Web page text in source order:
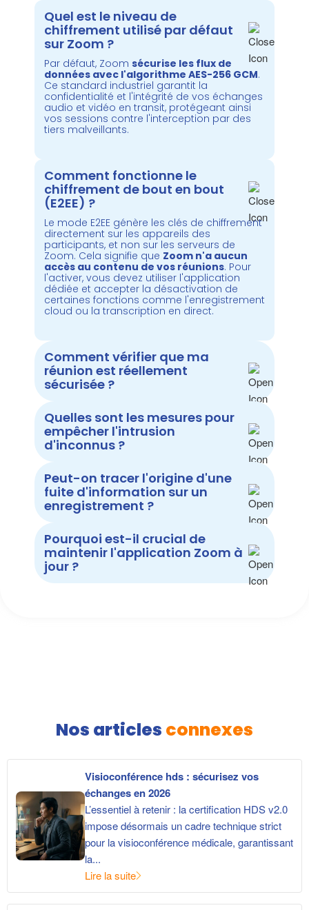
Quel est le niveau de
chiffrement utilisé par défaut
sur Zoom ?
Par défaut, Zoom sécurise les flux de
données avec l'algorithme AES-256 GCM.
Ce standard industriel garantit la
confidentialité et l'intégrité de vos échanges
audio et vidéo en transit, protégeant ainsi
vos sessions contre l'interception par des
tiers malveillants.
Comment fonctionne le
chiffrement de bout en bout
(E2EE) ?
Le mode E2EE génère les clés de chiffrement
directement sur les appareils des
participants, et non sur les serveurs de
Zoom. Cela signifie que Zoom n'a aucun
accès au contenu de vos réunions. Pour
l'activer, vous devez utiliser l'application
dédiée et accepter la désactivation de
certaines fonctions comme l'enregistrement
cloud ou la transcription en direct.
Comment vérifier que ma
réunion est réellement
sécurisée ?
Quelles sont les mesures pour
empêcher l'intrusion
d'inconnus ?
Peut-on tracer l'origine d'une
fuite d'information sur un
enregistrement ?
Pourquoi est-il crucial de
maintenir l'application Zoom à
jour ?
Nos articles connexes
Visioconférence hds : sécurisez vos
échanges en 2026
L’essentiel à retenir : la certification HDS v2.0
impose désormais un cadre technique strict
pour la visioconférence médicale, garantissant
la...
Lire la suite